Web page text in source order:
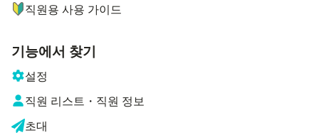
직원용 사용 가이드
기능에서 찾기
설정
직원 리스트・직원 정보
초대